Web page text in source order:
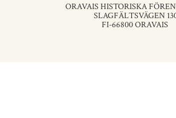
ORAVAIS HISTORISKA
SLAGFÄLTSVÄGEN
FI-66800 ORAVAIS